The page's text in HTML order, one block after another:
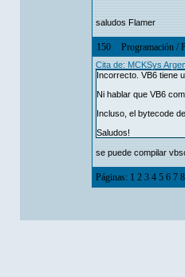
saludos Flamer
150 Programación/
Cita de: MCKSys
Incorrecto. VB6 tiene
Ni hablar que VB6
Incluso, el bytecode
Saludos!
se puede compilar
Páginas: 1 2 3 4 5 6 7 8